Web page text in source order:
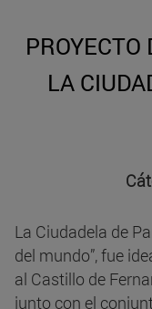
PROYECTO
LA
La Ciudadela de
del mundo”, fue
al Castillo de
junto con el